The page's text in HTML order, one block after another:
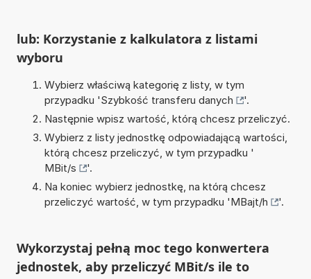
lub: Korzystanie z kalkulatora z listami
wyboru
Wybierz właściwą kategorię z listy, w tym
przypadku 'Szybkość transferu danych
'.
Następnie wpisz wartość, którą chcesz przeliczyć.
Wybierz z listy jednostkę odpowiadającą wartości,
którą chcesz przeliczyć, w tym przypadku '
MBit/s
'.
Na koniec wybierz jednostkę, na którą chcesz
przeliczyć wartość, w tym przypadku 'MBajt/h '.
Wykorzystaj pełną moc tego konwertera
jednostek, aby przeliczyć MBit/s ile to